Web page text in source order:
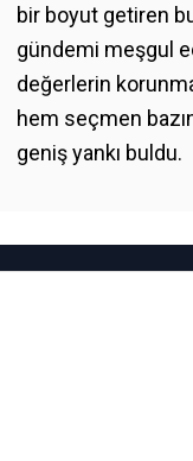
bir boyut getiren
gündemi meşgul
değerlerin
hem seçmen
geniş yankı buldu.